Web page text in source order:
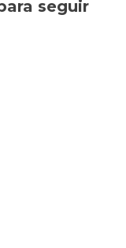
seguir